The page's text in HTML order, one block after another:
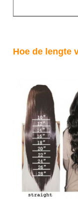
Hoe de lengte